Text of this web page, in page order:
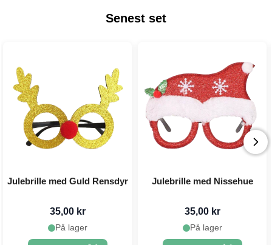
Senest set
Julebrille med Guld Rensdyr
35,00 kr
På lager
Julebrille med Nissehue
35,00 kr
På lager